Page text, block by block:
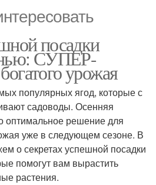
посадки
СУПЕР-
урожая
популярных ягод, которые с
садоводы. Осенняя
оптимальное решение для
уже в следующем сезоне. В
о секретах успешной посадки
помогут вам вырастить
растения.